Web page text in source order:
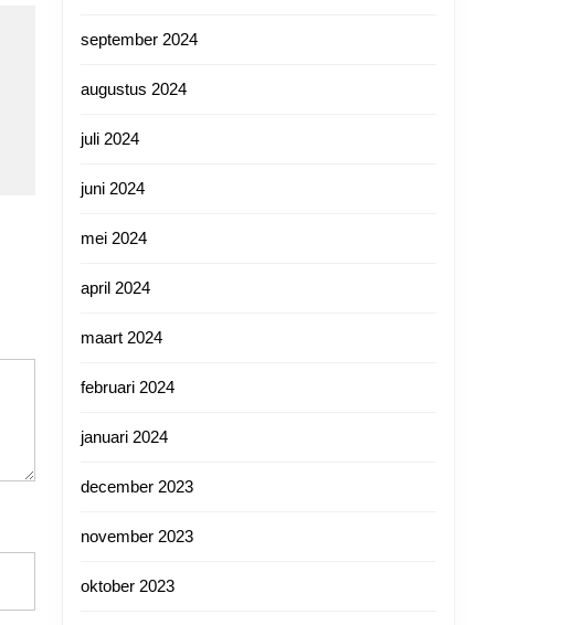
september 2024
augustus 2024
juli 2024
juni 2024
mei 2024
april 2024
maart 2024
februari 2024
januari 2024
december 2023
november 2023
oktober 2023